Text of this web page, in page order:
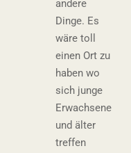
andere
Dinge. Es
wäre toll
einen Ort zu
haben wo
sich junge
Erwachsene
und älter
treffen